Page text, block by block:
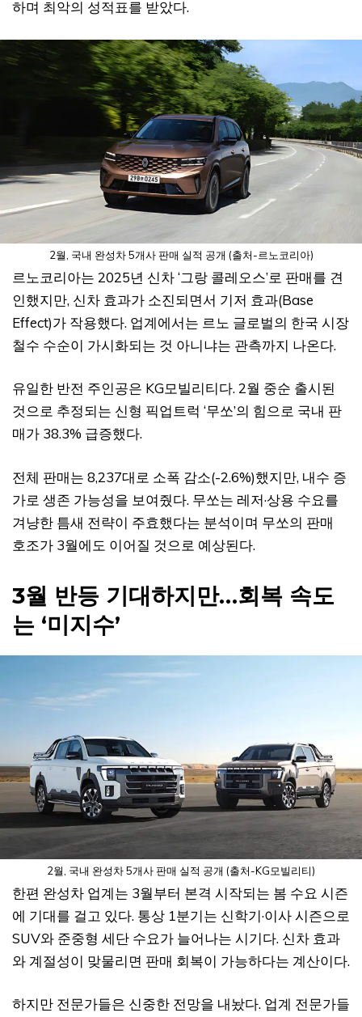
하며 최악의 성적표를 받았다.
2월, 국내 완성차 5개사 판매 실적 공개 (출처-르노코리아)
르노코리아는 2025년 신차 ‘그랑 콜레오스’로 판매를 견
인했지만, 신차 효과가 소진되면서 기저 효과(Base
Effect)가 작용했다. 업계에서는 르노 글로벌의 한국 시장
철수 수순이 가시화되는 것 아니냐는 관측까지 나온다.
유일한 반전 주인공은 KG모빌리티다. 2월 중순 출시된
것으로 추정되는 신형 픽업트럭 ‘무쏘’의 힘으로 국내 판
매가 38.3% 급증했다.
전체 판매는 8,237대로 소폭 감소(-2.6%)했지만, 내수 증
가로 생존 가능성을 보여줬다. 무쏘는 레저·상용 수요를
겨냥한 틈새 전략이 주효했다는 분석이며 무쏘의 판매
호조가 3월에도 이어질 것으로 예상된다.
3월 반등 기대하지만…회복 속도
는 ‘미지수’
2월, 국내 완성차 5개사 판매 실적 공개 (출처-KG모빌리티)
한편 완성차 업계는 3월부터 본격 시작되는 봄 수요 시즌
에 기대를 걸고 있다. 통상 1분기는 신학기·이사 시즌으로
SUV와 준중형 세단 수요가 늘어나는 시기다. 신차 효과
와 계절성이 맞물리면 판매 회복이 가능하다는 계산이다.
하지만 전문가들은 신중한 전망을 내놨다. 업계 전문가들